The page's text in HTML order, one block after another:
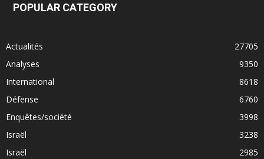
POPULAR CATEGORY
Actualités
27705
Analyses
9350
International
8618
Défense
6760
Enquêtes/société
3998
Israël
3238
Israël
2985